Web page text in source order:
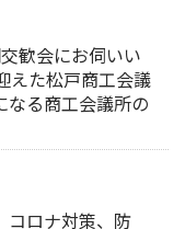
歓会にお伺いい
えた松戸商工会議
なる商工会議所の
コロナ対策、防